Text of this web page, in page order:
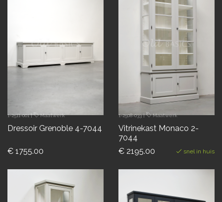
1-2511-001| Maatwerk
Dressoir Grenoble 4-7044
€ 1755.00
1-2508-033| Maatwerk
Vitrinekast Monaco 2-
7044
€ 2195.00
snel in huis